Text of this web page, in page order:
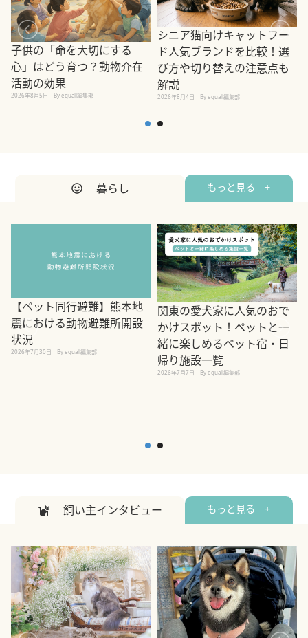
子供の「命を大切にする
心」はどう育つ？動物介在
活動の効果
2026年8月5日 By equall編集部
シニア猫向けキャットフー
ド人気ブランドを比較！選
び方や切り替えの注意点も
解説
2026年8月4日 By equall編集部
暮らし もっと見る +
【ペット同行避難】熊本地
震における動物避難所開設
状況
2026年7月30日 By equall編集部
関東の愛犬家に人気のおで
かけスポット！ペットと一
緒に楽しめるペット宿・日
帰り施設一覧
2026年7月7日 By equall編集部
飼い主インタビュー もっと見る +